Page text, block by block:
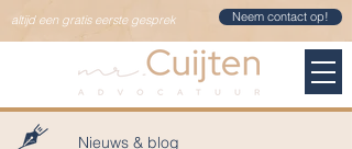
Neem contact op!
altijd een gratis eerste gesprek
Nieuws & blog